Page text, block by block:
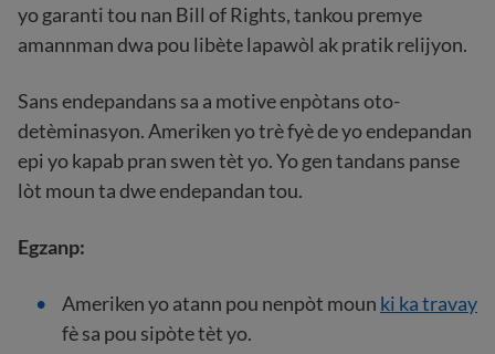
yo garanti tou nan Bill of Rights, tankou premye
amannman dwa pou libète lapawòl ak pratik relijyon.
Sans endepandans sa a motive enpòtans oto-
detèminasyon. Ameriken yo trè fyè de yo endepandan
epi yo kapab pran swen tèt yo. Yo gen tandans panse
lòt moun ta dwe endepandan tou.
Egzanp:
Ameriken yo atann pou nenpòt moun ki ka travay
fè sa pou sipòte tèt yo.